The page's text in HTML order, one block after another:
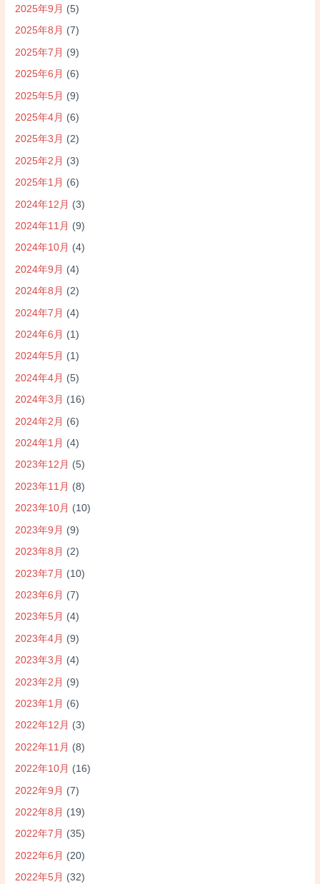
2025年9月 (5)
2025年8月 (7)
2025年7月 (9)
2025年6月 (6)
2025年5月 (9)
2025年4月 (6)
2025年3月 (2)
2025年2月 (3)
2025年1月 (6)
2024年12月 (3)
2024年11月 (9)
2024年10月 (4)
2024年9月 (4)
2024年8月 (2)
2024年7月 (4)
2024年6月 (1)
2024年5月 (1)
2024年4月 (5)
2024年3月 (16)
2024年2月 (6)
2024年1月 (4)
2023年12月 (5)
2023年11月 (8)
2023年10月 (10)
2023年9月 (9)
2023年8月 (2)
2023年7月 (10)
2023年6月 (7)
2023年5月 (4)
2023年4月 (9)
2023年3月 (4)
2023年2月 (9)
2023年1月 (6)
2022年12月 (3)
2022年11月 (8)
2022年10月 (16)
2022年9月 (7)
2022年8月 (19)
2022年7月 (35)
2022年6月 (20)
2022年5月 (32)